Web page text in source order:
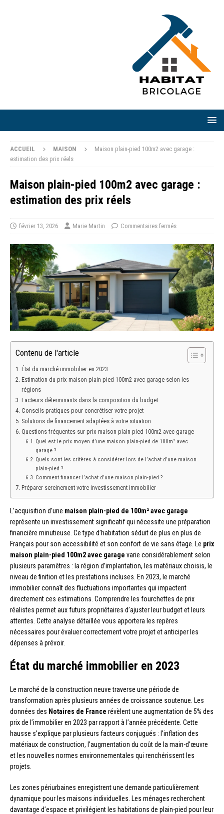
ACCUEIL MAISON
Maison plain-pied 100m2 avec garage :
estimation des prix réels
Maison plain-pied 100m2 avec garage :
estimation des prix réels
février 13, 2026 Marie Martin Commentaires fermés
Contenu de l'article
État du marché immobilier en 2023
Estimation du prix maison plain-pied 100m2 avec garage selon les
régions
Facteurs déterminants dans la composition du budget
Conseils pratiques pour concrétiser votre projet
Solutions de financement adaptées à votre situation
Questions fréquentes sur prix maison plain-pied 100m2 avec garage
Quel est le prix moyen d’une maison plain-pied de 100m² avec
garage ?
Quels sont les critères à considérer lors de l’achat d’une maison
plain-pied ?
Comment financer l’achat d’une maison plain-pied ?
Préparer sereinement votre investissement immobilier
L’acquisition d’une maison plain-pied de 100m² avec garage
représente un investissement significatif qui nécessite une préparation
financière minutieuse. Ce type d’habitation séduit de plus en plus de
Français pour son accessibilité et son confort de vie sans étage. Le prix
maison plain-pied 100m2 avec garage varie considérablement selon
plusieurs paramètres : la région d’implantation, les matériaux choisis, le
niveau de finition et les prestations incluses. En 2023, le marché
immobilier connaît des fluctuations importantes qui impactent
directement ces estimations. Comprendre les fourchettes de prix
réalistes permet aux futurs propriétaires d’ajuster leur budget et leurs
attentes. Cette analyse détaillée vous apportera les repères
nécessaires pour évaluer correctement votre projet et anticiper les
dépenses à prévoir.
État du marché immobilier en 2023
Le marché de la construction neuve traverse une période de
transformation après plusieurs années de croissance soutenue. Les
données des Notaires de France révèlent une augmentation de 5% des
prix de l’immobilier en 2023 par rapport à l’année précédente. Cette
hausse s’explique par plusieurs facteurs conjugués : l’inflation des
matériaux de construction, l’augmentation du coût de la main-d’œuvre
et les nouvelles normes environnementales qui renchérissent les
projets.
Les zones périurbaines enregistrent une demande particulièrement
dynamique pour les maisons individuelles. Les ménages recherchent
davantage d’espace et privilégient les habitations de plain-pied pour leur